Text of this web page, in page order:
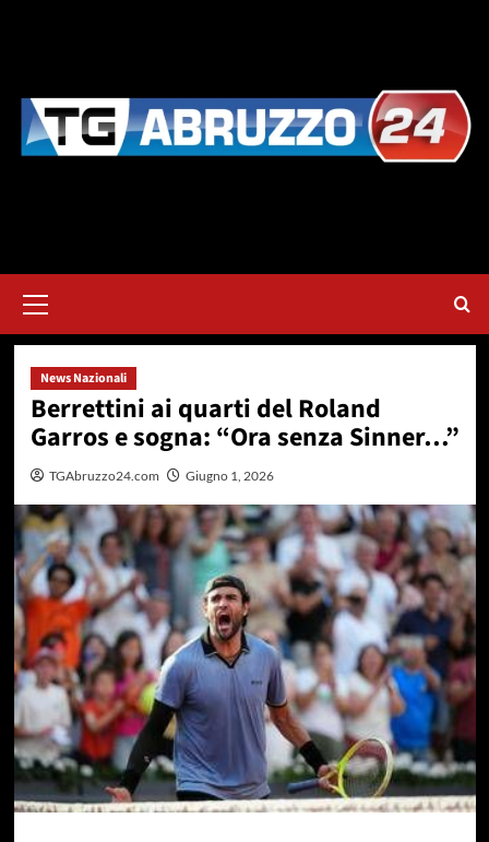
principale
News Nazionali
Berrettini ai quarti del Roland
Garros e sogna: “Ora senza Sinner…”
TGAbruzzo24.com Giugno 1, 2026